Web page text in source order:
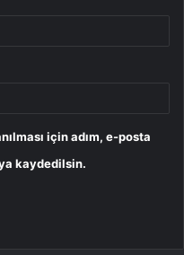
için adım, e-posta
kaydedilsin.